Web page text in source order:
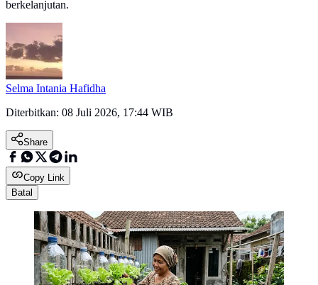
berkelanjutan.
Selma Intania Hafidha
Diterbitkan: 08 Juli 2026, 17:44 WIB
Share
Copy Link
Batal